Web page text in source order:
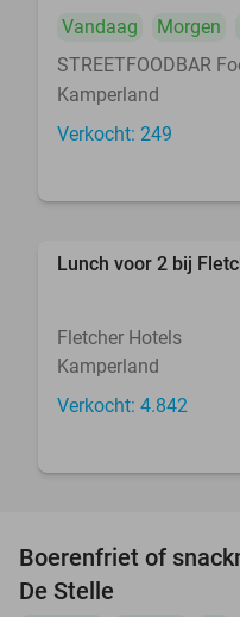
Vandaag
Morgen
STREETFOODBAR
Kamperland
Verkocht: 249
Lunch voor 2 bij
Fletcher Hotels
Kamperland
Verkocht: 4.842
Boerenfriet of
De Stelle